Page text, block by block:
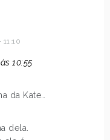
11:10
10:55
da Kate…
dela.